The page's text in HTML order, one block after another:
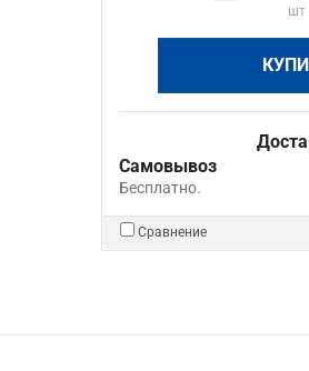
шт
Самовывоз
Бесплатно.
Сравнение